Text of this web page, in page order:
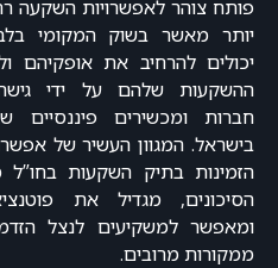
פותח צוהר לאפשרויות השקעה
יותר מאשר בשוק המקומי
יכולים להרחיב את אופקיהם
ההשקעות שלהם על ידי
חברות ומכשירים פיננסיים
בישראל. המגוון העשיר של
הזמינות בתיק השקעות בחו”ל
הסיכונים, מגדיל את
ומאפשר למשקיעים לנצל
ממקורות מרובים.